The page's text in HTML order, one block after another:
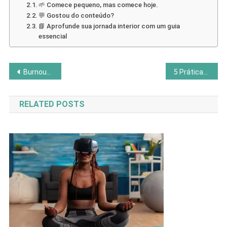
🌱 Comece pequeno, mas comece hoje.
💬 Gostou do conteúdo?
📘 Aprofunde sua jornada interior com um guia
essencial
Navegação
de
Post
Burnout do Bem-Estar: Quando o Autocuidado Vira Pressão
RELATED POSTS